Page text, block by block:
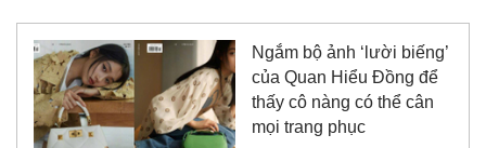
Ngắm bộ ảnh ‘lười biếng’
của Quan Hiểu Đồng để
thấy cô nàng có thể cân
mọi trang phục